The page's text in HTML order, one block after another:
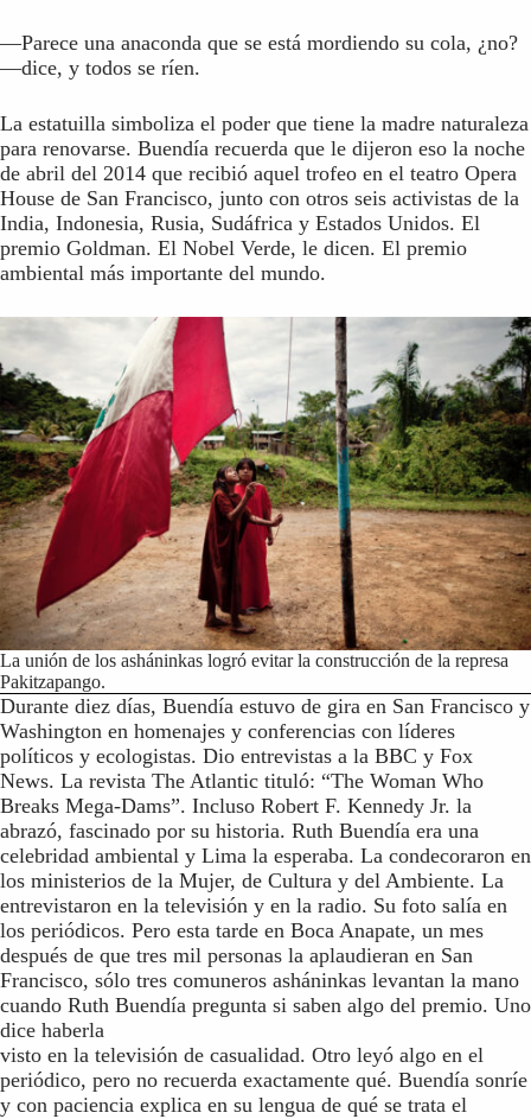
—Parece una anaconda que se está mordiendo su cola, ¿no?
—dice, y todos se ríen.
La estatuilla simboliza el poder que tiene la madre naturaleza
para renovarse. Buendía recuerda que le dijeron eso la noche
de abril del 2014 que recibió aquel trofeo en el teatro Opera
House de San Francisco, junto con otros seis activistas de la
India, Indonesia, Rusia, Sudáfrica y Estados Unidos. El
premio Goldman. El Nobel Verde, le dicen. El premio
ambiental más importante del mundo.
La unión de los asháninkas logró evitar la construcción de la represa
Pakitzapango.
Durante diez días, Buendía estuvo de gira en San Francisco y
Washington en homenajes y conferencias con líderes
políticos y ecologistas. Dio entrevistas a la BBC y Fox
News. La revista The Atlantic tituló: “The Woman Who
Breaks Mega-Dams”. Incluso Robert F. Kennedy Jr. la
abrazó, fascinado por su historia. Ruth Buendía era una
celebridad ambiental y Lima la esperaba. La condecoraron en
los ministerios de la Mujer, de Cultura y del Ambiente. La
entrevistaron en la televisión y en la radio. Su foto salía en
los periódicos. Pero esta tarde en Boca Anapate, un mes
después de que tres mil personas la aplaudieran en San
Francisco, sólo tres comuneros asháninkas levantan la mano
cuando Ruth Buendía pregunta si saben algo del premio. Uno
dice haberla
visto en la televisión de casualidad. Otro leyó algo en el
periódico, pero no recuerda exactamente qué. Buendía sonríe
y con paciencia explica en su lengua de qué se trata el